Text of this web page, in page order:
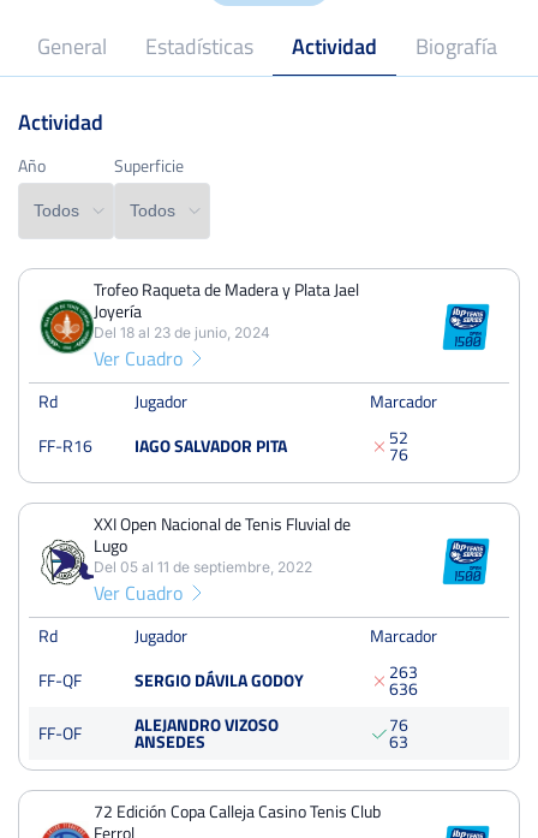
General Estadísticas Actividad Biografía
Profesional desde
Año Superficie
PERDIDOSPARTIDOSGANADOS
8 15
PERDIDOS SETS
18 15
PERDIDOS JUEGOS
145 292 147
Trofeo Raqueta de Madera y Plata Jael Joyería
Del 18 al 23 de junio, 2024
Dieciseisavos
XXI Open Nacional de Tenis Fluvial de Lugo
Del 05 al 11 de septiembre, 2022
185 Puntos
Quick
Actividad
Año Superficie
Trofeo Raqueta de Madera y Plata Jael
Joyería
Del 18 al 23 de junio, 2024
Ver Cuadro
Rd Jugador
Marcador
FF-R16
IAGO SALVADOR PITA 5
7
2
6
XXI Open Nacional de Tenis Fluvial de
Lugo
Del 05 al 11 de septiembre, 2022
Ver Cuadro
Rd Jugador
Marcador
FF-QF
SERGIO DÁVILA GODOY 2
6
6
3
3
6
FF-OF
ALEJANDRO VIZOSO
ANSEDES
7
6
6
3
72 Edición Copa Calleja Casino Tenis Club
Ferrol